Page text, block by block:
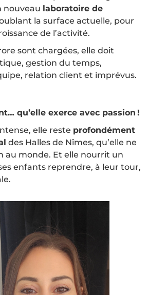
nouveau laboratoire de
la surface actuelle, pour
de l’activité.
sont chargées, elle doit
gestion du temps,
relation client et imprévus.
qu’elle exerce avec passion !
elle reste profondément
des Halles de Nîmes, qu’elle ne
au monde. Et elle nourrit un
enfants reprendre, à leur tour,